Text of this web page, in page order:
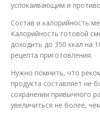
успокаивающим и
Состав и калорийность
Калорийность готовой
доходить до 350 ккал на
рецепта приготовления.
Нужно помнить, что
продукта составляет не
сохранении привычного
увеличиться не более,